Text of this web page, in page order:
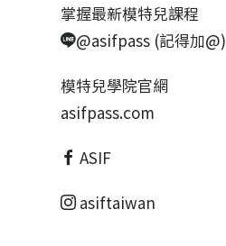
掌握最新模特兒課程
@asifpass (記得加@)
模特兒學院官網
asifpass.com
ASIF
asiftaiwan